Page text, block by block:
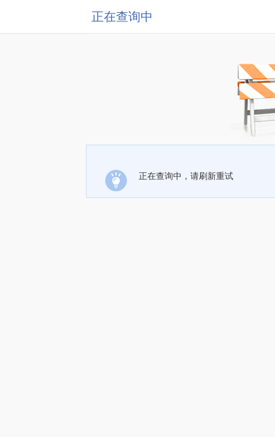
正在查询中
正在查询中，请刷新重试